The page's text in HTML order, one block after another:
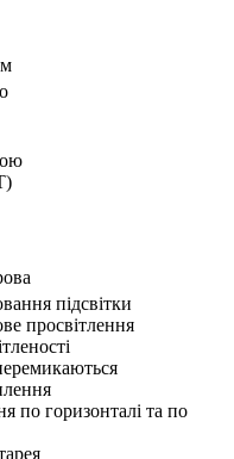
підсвітки
просвітлення
по горизонталі та по